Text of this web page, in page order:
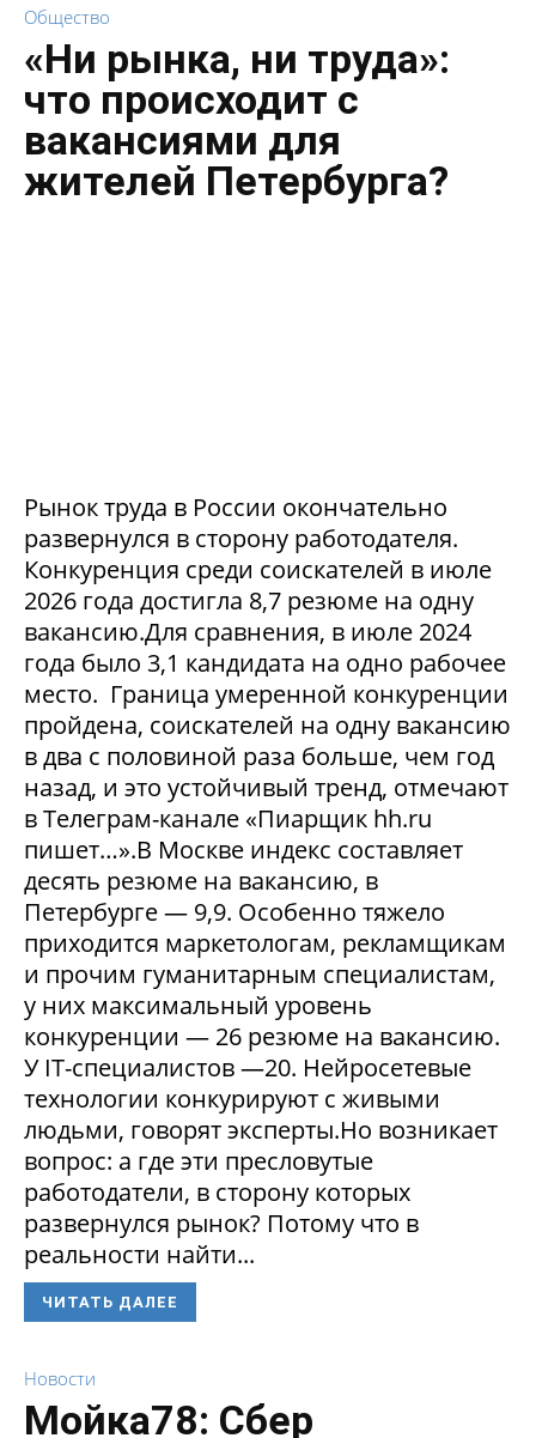
Общество
«Ни рынка, ни труда»:
что происходит с
вакансиями для
жителей Петербурга?
Рынок труда в России окончательно
развернулся в сторону работодателя.
Конкуренция среди соискателей в июле
2026 года достигла 8,7 резюме на одну
вакансию.Для сравнения, в июле 2024
года было 3,1 кандидата на одно рабочее
место. Граница умеренной конкуренции
пройдена, соискателей на одну вакансию
в два с половиной раза больше, чем год
назад, и это устойчивый тренд, отмечают
в Телеграм-канале «Пиарщик hh.ru
пишет…».В Москве индекс составляет
десять резюме на вакансию, в
Петербурге — 9,9. Особенно тяжело
приходится маркетологам, рекламщикам
и прочим гуманитарным специалистам,
у них максимальный уровень
конкуренции — 26 резюме на вакансию.
У IT-специалистов —20. Нейросетевые
технологии конкурируют с живыми
людьми, говорят эксперты.Но возникает
вопрос: а где эти пресловутые
работодатели, в сторону которых
развернулся рынок? Потому что в
реальности найти...
ЧИТАТЬ ДАЛЕЕ
Новости
Мойка78: Сбер